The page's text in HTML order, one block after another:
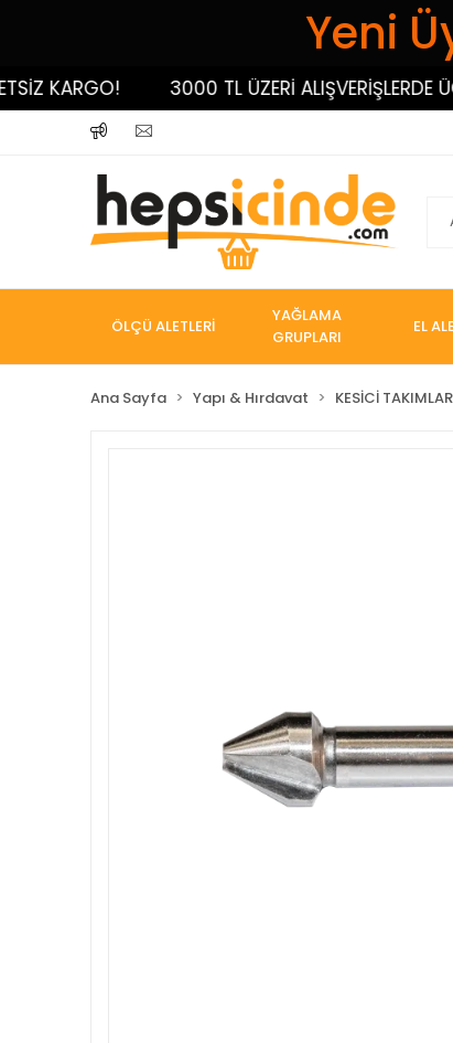
Yeni
KARGO! 3000 TL ÜZERİ ALIŞVERİŞLERDE
ÖLÇÜ ALETLERİ
YAĞLAMA
GRUPLARI
EL
Ana Sayfa Yapı & Hırdavat KESİCİ TAKIMLAR